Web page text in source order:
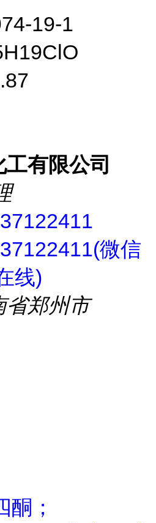
19-1
有限公司
微信
线)
省郑州市
；